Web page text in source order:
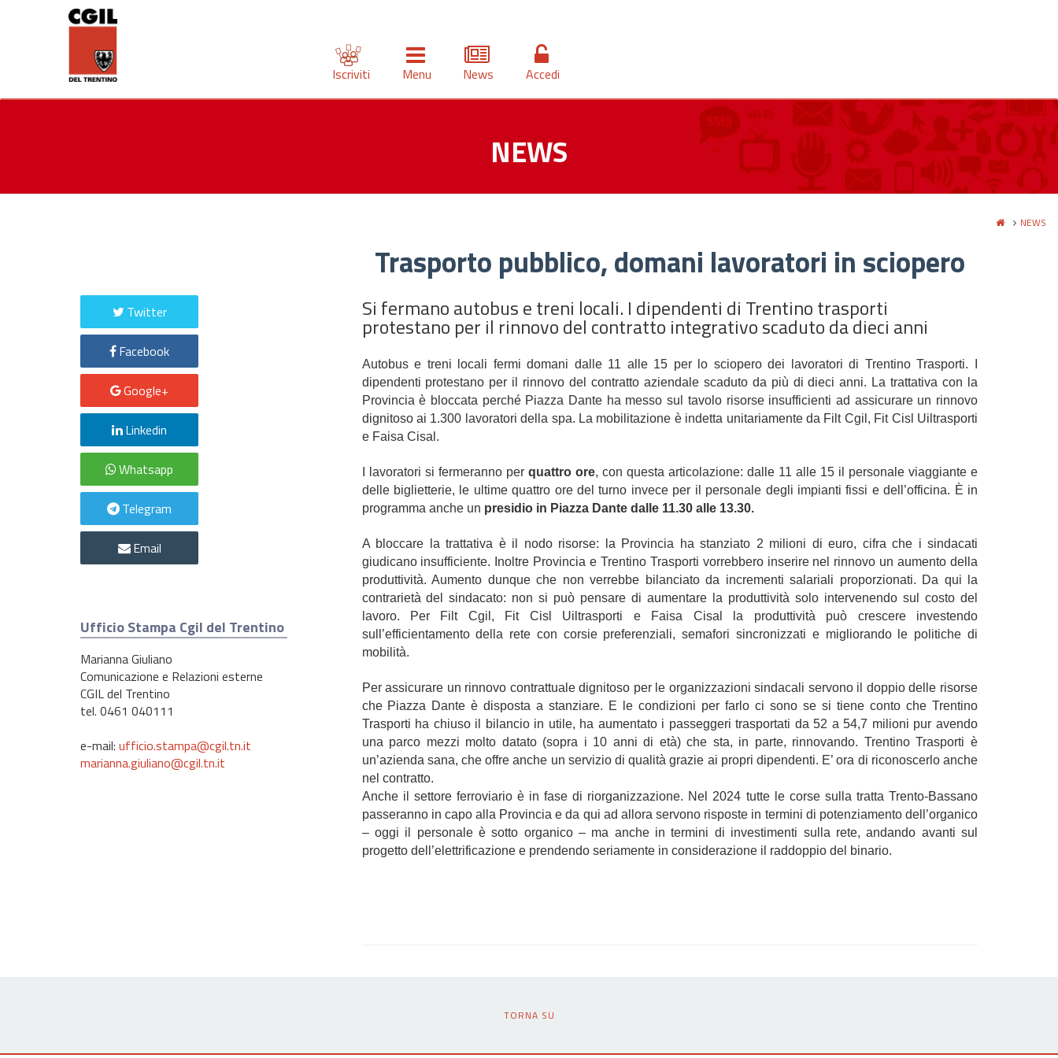
Iscriviti Menu News Accedi
NEWS
NEWS
Trasporto pubblico, domani lavoratori in sciopero
Si fermano autobus e treni locali. I dipendenti di Trentino trasporti
protestano per il rinnovo del contratto integrativo scaduto da dieci anni
Autobus e treni locali fermi domani dalle 11 alle 15 per lo sciopero dei lavoratori di Trentino Trasporti. I
dipendenti protestano per il rinnovo del contratto aziendale scaduto da più di dieci anni. La trattativa con la
Provincia è bloccata perché Piazza Dante ha messo sul tavolo risorse insufficienti ad assicurare un rinnovo
dignitoso ai 1.300 lavoratori della spa. La mobilitazione è indetta unitariamente da Filt Cgil, Fit Cisl Uiltrasporti
e Faisa Cisal.
I lavoratori si fermeranno per quattro ore, con questa articolazione: dalle 11 alle 15 il personale viaggiante e
delle biglietterie, le ultime quattro ore del turno invece per il personale degli impianti fissi e dell’officina. È in
programma anche un presidio in Piazza Dante dalle 11.30 alle 13.30.
A bloccare la trattativa è il nodo risorse: la Provincia ha stanziato 2 milioni di euro, cifra che i sindacati
giudicano insufficiente.
Inoltre Provincia e Trentino Trasporti vorrebbero inserire nel rinnovo un aumento della
produttività. Aumento dunque che non verrebbe bilanciato da incrementi salariali proporzionati. Da qui la
contrarietà del sindacato: non si può pensare di aumentare la produttività solo intervenendo sul costo del
lavoro. Per Filt Cgil, Fit Cisl Uiltrasporti e Faisa Cisal la produttività può crescere investendo
sull’efficientamento della rete con corsie preferenziali, semafori sincronizzati e migliorando le politiche di
mobilità.
Per assicurare un rinnovo contrattuale dignitoso per le organizzazioni sindacali servono il doppio delle risorse
che Piazza Dante è disposta a stanziare. E le condizioni per farlo ci sono se si tiene conto che Trentino
Trasporti ha chiuso il bilancio in utile, ha aumentato i passeggeri trasportati da 52 a 54,7 milioni pur avendo
una parco mezzi molto datato (sopra i 10 anni di età) che sta, in parte, rinnovando. Trentino Trasporti è
un’azienda sana, che offre anche un servizio di qualità grazie ai propri dipendenti. E’ ora di riconoscerlo anche
nel contratto.
Anche il settore ferroviario è in fase di riorganizzazione. Nel 2024 tutte le corse sulla tratta Trento-Bassano
passeranno in capo alla Provincia e da qui ad allora servono risposte in termini di potenziamento dell’organico
– oggi il personale è sotto organico – ma anche in termini di investimenti sulla rete, andando avanti sul
progetto dell’elettrificazione e prendendo seriamente in considerazione il raddoppio del binario.
Twitter
Facebook
Google+
Linkedin
Whatsapp
Telegram
Email
Ufficio Stampa Cgil del Trentino
Marianna Giuliano
Comunicazione e Relazioni esterne
CGIL del Trentino
tel. 0461 040111
e-mail: ufficio.stampa@cgil.tn.it
marianna.giuliano@cgil.tn.it
TORNA SU